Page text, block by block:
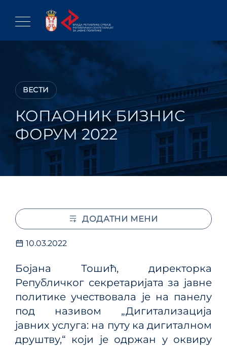
content
ВЕСТИ
КОПАОНИК БИЗНИС
ФОРУМ 2022
10.03.2022
Бојана Тошић, директорка
Републичког секретаријата за јавне
политике учествовала је на панелу
под називом „Дигитализација
јавних услуга: на путу ка дигиталном
друштву,“ који је одржан у оквиру
ДОДАТНИ МЕНИ